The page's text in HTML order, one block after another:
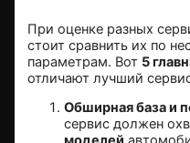
При оценке разных
стоит сравнить их по
параметрам. Вот 5
отличают лучший
Обширная база и
сервис должен